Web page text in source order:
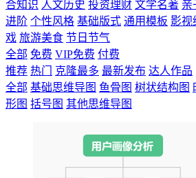
合知识 人文历史 投资理财 文学名著 亲
进阶 个性风格 基础版式 通用模板 影视
戏 旅游美食 节日节气
全部 免费 VIP免费 付费
推荐 热门 克隆最多 最新发布 达人作品
全部 基础思维导图 鱼骨图 树状结构图
形图 括号图 其他思维导图